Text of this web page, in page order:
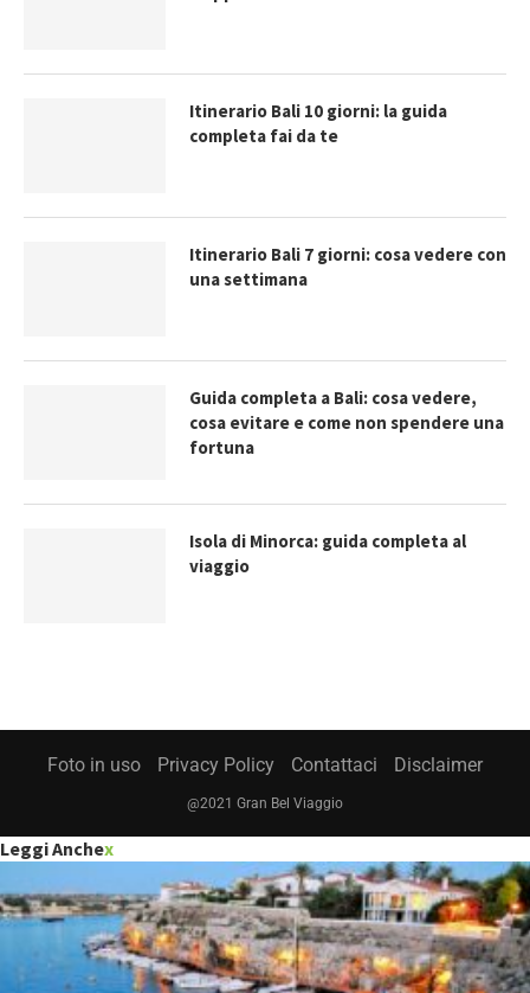
Itinerario Bali 10 giorni: la guida
completa fai da te
Itinerario Bali 7 giorni: cosa vedere con
una settimana
Guida completa a Bali: cosa vedere,
cosa evitare e come non spendere una
fortuna
Isola di Minorca: guida completa al
viaggio
Foto in uso Privacy Policy Contattaci Disclaimer
@2021 Gran Bel Viaggio
Leggi Anchex